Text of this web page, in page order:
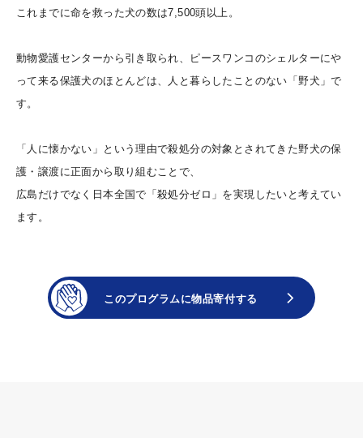
これまでに命を救った犬の数は7,500頭以上。
動物愛護センターから引き取られ、ピースワンコのシェルターにや
って来る保護犬のほとんどは、人と暮らしたことのない「野犬」で
す。
「人に懐かない」という理由で殺処分の対象とされてきた野犬の保
護・譲渡に正面から取り組むことで、
広島だけでなく日本全国で「殺処分ゼロ」を実現したいと考えてい
ます。